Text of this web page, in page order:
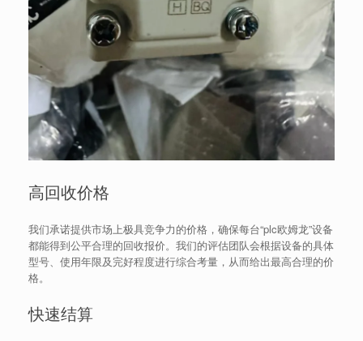
高回收价格
我们承诺提供市场上极具竞争力的价格，确保每台“plc欧姆龙”设备
都能得到公平合理的回收报价。我们的评估团队会根据设备的具体
型号、使用年限及完好程度进行综合考量，从而给出最高合理的价
格。
快速结算